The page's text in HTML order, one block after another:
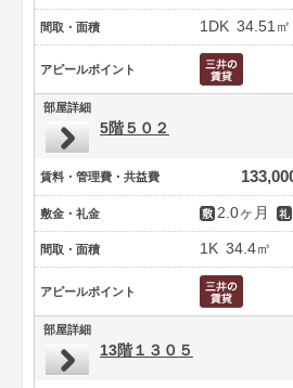
間取・面積 1DK 34.51㎡
アピールポイント
部屋詳細
5階５０２
賃料・管理費・共益費
敷金・礼金 2.0ヶ月
間取・面積 1K 34.4㎡
アピールポイント
部屋詳細
13階１３０５